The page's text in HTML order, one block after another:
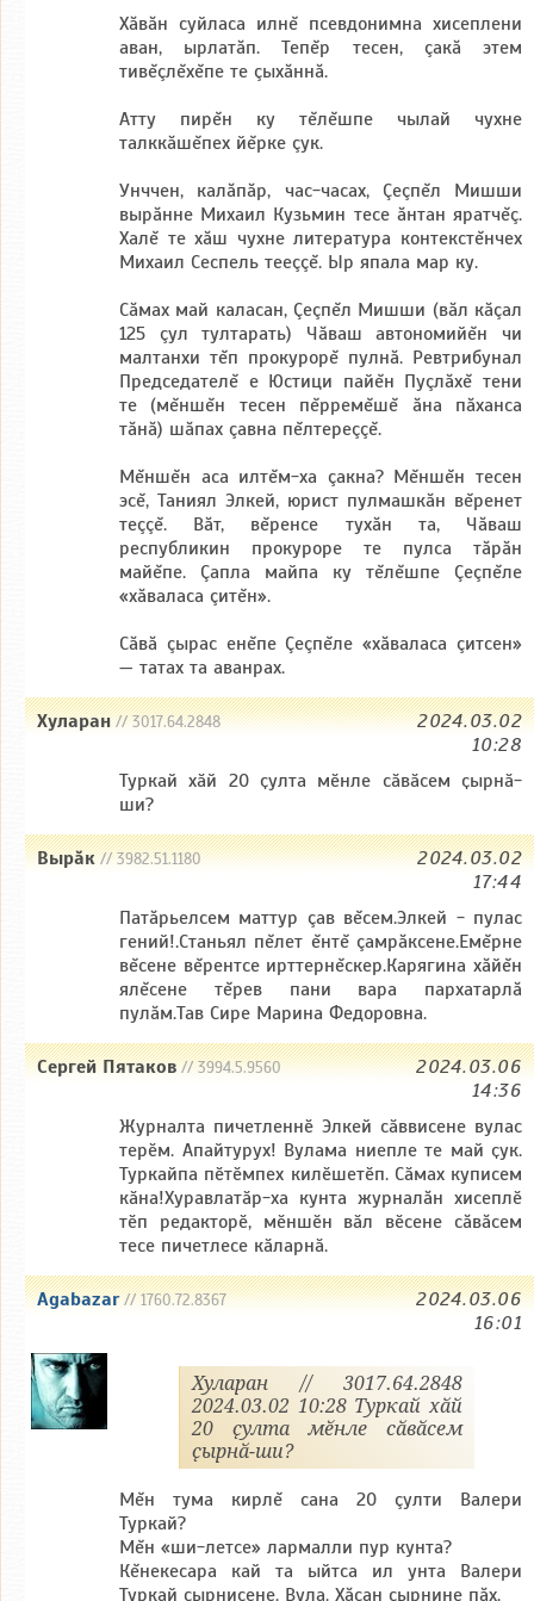
Хăвăн суйласа илнĕ псевдонимна хисеплени
аван, ырлатăп. Тепĕр тесен, çакă этем
тивĕçлĕхĕпе те çыхăннă.
Атту пирĕн ку тĕлĕшпе чылай чухне
талккăшĕпех йĕрке çук.
Унччен, калăпăр, час-часах, Çеçпĕл Мишши
вырăнне Михаил Кузьмин тесе ăнтан яратчĕç.
Халĕ те хăш чухне литература контекстĕнчех
Михаил Сеспель тееççĕ. Ыр япала мар ку.
Сăмах май каласан, Çеçпĕл Мишши (вăл кăçал
125 çул тултарать) Чăваш автономийĕн чи
малтанхи тĕп прокурорĕ пулнă. Ревтрибунал
Председателĕ е Юстици пайĕн Пуçлăхĕ тени
те (мĕншĕн тесен пĕрремĕшĕ ăна пăханса
тăнă) шăпах çавна пĕлтереççĕ.
Мĕншĕн аса илтĕм-ха çакна? Мĕншĕн тесен
эсĕ, Таниял Элкей, юрист пулмашкăн вĕренет
теççĕ. Вăт, вĕренсе тухăн та, Чăваш
республикин прокуроре те пулса тăрăн
майĕпе. Çапла майпа ку тĕлĕшпе Çеçпĕле
«хăваласа çитĕн».
Сăвă çырас енĕпе Çеçпĕле «хăваласа çитсен»
— татах та аванрах.
Хуларан// 3017.64.2848
2024.03.02
10:28
Туркай хӑй 20 ҫулта мӗнле сӑвӑсем ҫырнӑ-
ши?
Вырăк// 3982.51.1180
2024.03.02
17:44
Патăрьелсем маттур çав вĕсем.Элкей - пулас
гений!.Станьял пĕлет ĕнтĕ çамрăксене.Емĕрне
вĕсене вĕрентсе ирттернĕскер.Карягина хăйĕн
ялĕсене тĕрев пани вара пархатарлă
пулăм.Тав Сире Марина Федоровна.
Сергей Пятаков// 3994.5.9560
2024.03.06
14:36
Журналта пичетленнӗ Элкей сӑввисене вулас
терӗм. Апайтурух! Вулама ниепле те май ҫук.
Туркайпа пӗтӗмпех килӗшетӗп. Сӑмах куписем
кӑна!Хуравлатӑр-ха кунта журналăн хисеплӗ
тӗп редакторӗ, мӗншӗн вӑл вӗсене сăвăсем
тесе пичетлесе кӑларнӑ.
Agabazar// 1760.72.8367
2024.03.06
16:01
Хуларан // 3017.64.2848
2024.03.02 10:28 Туркай хӑй
20 ҫулта мӗнле сӑвӑсем
ҫырнӑ-ши?
Мĕн тума кирлĕ сана 20 çулти Валери
Туркай?
Мĕн «ши-летсе» лармалли пур кунта?
Кĕнекесара кай та ыйтса ил унта Валери
Туркай çырнисене. Вула. Хăçан çырнине пăх.